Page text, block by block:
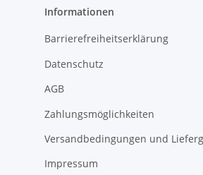
Informationen
Barrierefreiheitserklärung
Datenschutz
AGB
Zahlungsmöglichkeiten
Versandbedingungen und
Impressum